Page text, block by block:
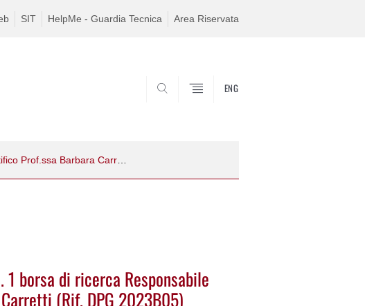
SIT HelpMe - Guardia Tecnica Area Riservata
ENG
Procedura di selezione per n. 1 borsa di ricerca Responsabile scientifico Prof.ssa Barbara Carretti (Rif. DPG 2023B05)
borsa di ricerca Responsabile
(Rif. DPG 2023B05)